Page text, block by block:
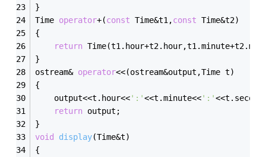
}
Time operator+(const Time&t1,const Time&t2)
{
return
}
ostream& operator<<(ostream&output,Time t)
{
	output<<t.hour<<
':'<<t.minute<<':'
return output;
}
void
display(Time&t)
{